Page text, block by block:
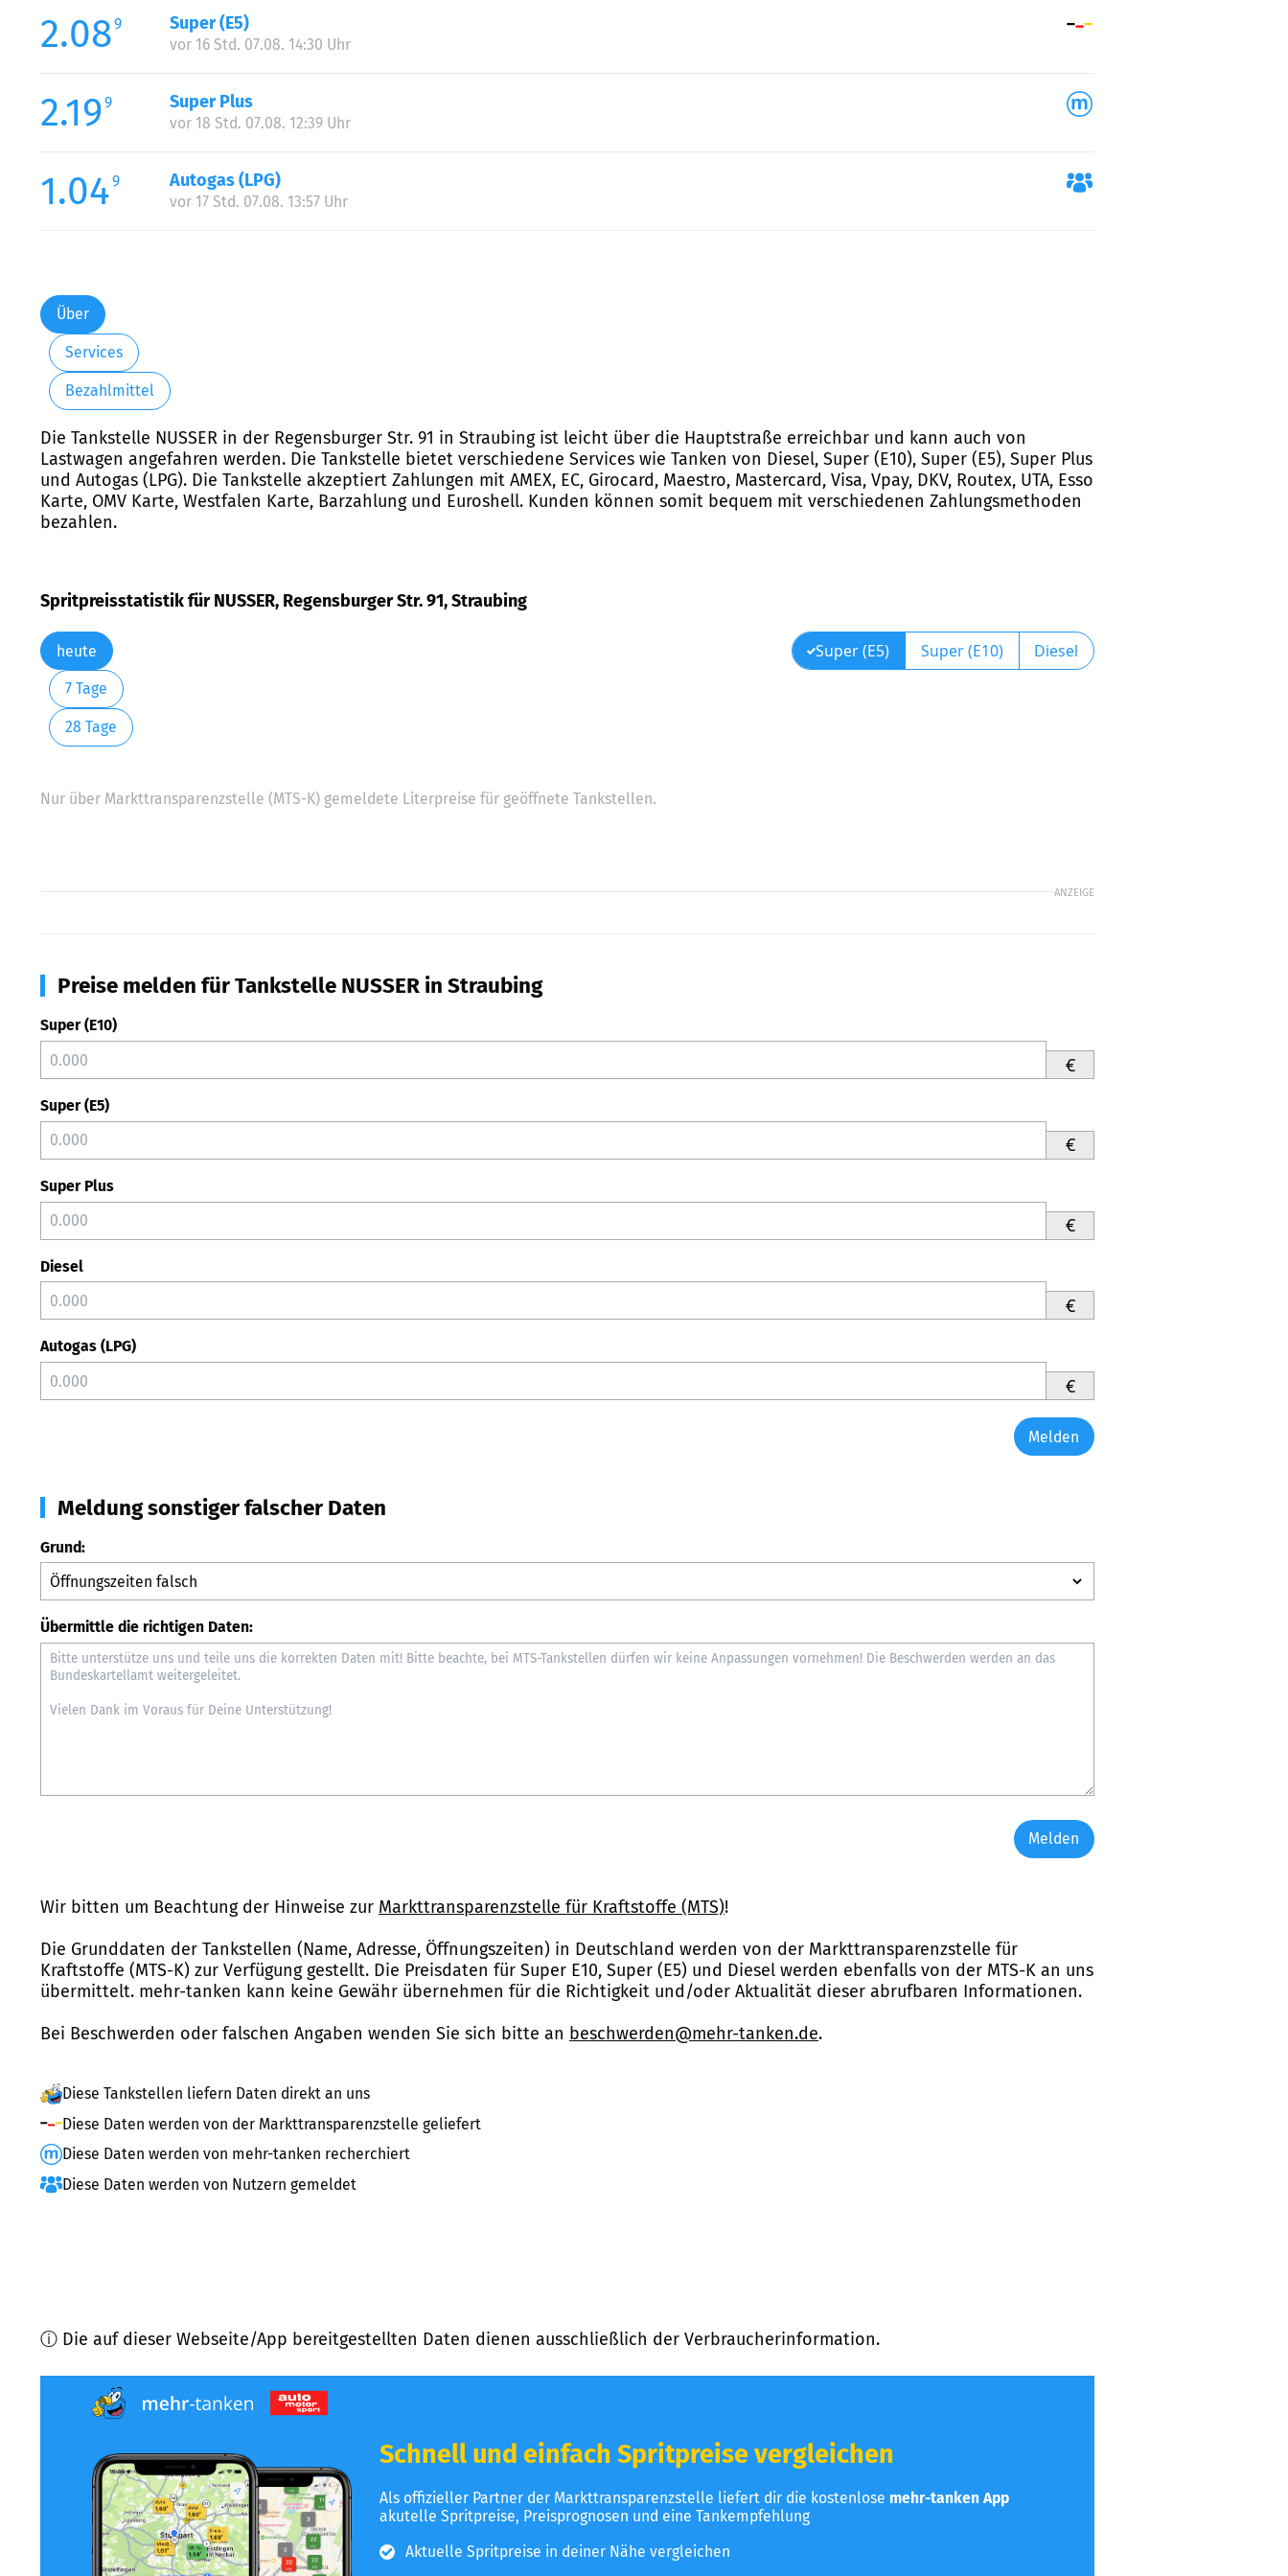
2.089 Super (E5)
vor 16 Std. 07.08. 14:30 Uhr
2.199 Super Plus
vor 18 Std. 07.08. 12:39 Uhr
1.049 Autogas (LPG)
vor 17 Std. 07.08. 13:57 Uhr
Über
Services
Bezahlmittel
Die Tankstelle NUSSER in der Regensburger Str. 91 in Straubing ist leicht über die Hauptstraße erreichbar und kann auch von
Lastwagen angefahren werden. Die Tankstelle bietet verschiedene Services wie Tanken von Diesel, Super (E10), Super (E5), Super Plus
und Autogas (LPG). Die Tankstelle akzeptiert Zahlungen mit AMEX, EC, Girocard, Maestro, Mastercard, Visa, Vpay, DKV, Routex, UTA, Esso
Karte, OMV Karte, Westfalen Karte, Barzahlung und Euroshell. Kunden können somit bequem mit verschiedenen Zahlungsmethoden
bezahlen.
Spritpreisstatistik für NUSSER, Regensburger Str. 91, Straubing
heute
7 Tage
28 Tage
Super (E5) Super (E10) Diesel
Nur über Markttransparenzstelle (MTS-K) gemeldete Literpreise für geöffnete Tankstellen.
ANZEIGE
Preise melden für Tankstelle NUSSER in Straubing
Super (E10)
€
Super (E5)
€
Super Plus
€
Diesel
€
Autogas (LPG)
€
Melden
Meldung sonstiger falscher Daten
Grund:
Übermittle die richtigen Daten:
Melden
Wir bitten um Beachtung der Hinweise zur Markttransparenzstelle für Kraftstoffe (MTS)!
Die Grunddaten der Tankstellen (Name, Adresse, Öffnungszeiten) in Deutschland werden von der Markttransparenzstelle für
Kraftstoffe (MTS-K) zur Verfügung gestellt. Die Preisdaten für Super E10, Super (E5) und Diesel werden ebenfalls von der MTS-K an uns
übermittelt. mehr-tanken kann keine Gewähr übernehmen für die Richtigkeit und/oder Aktualität dieser abrufbaren Informationen.
Bei Beschwerden oder falschen Angaben wenden Sie sich bitte an beschwerden@mehr-tanken.de.
Diese Tankstellen liefern Daten direkt an uns
Diese Daten werden von der Markttransparenzstelle geliefert
Diese Daten werden von mehr-tanken recherchiert
Diese Daten werden von Nutzern gemeldet
ⓘ Die auf dieser Webseite/App bereitgestellten Daten dienen ausschließlich der Verbraucherinformation.
Schnell und einfach Spritpreise vergleichen
Als offizieller Partner der Markttransparenzstelle liefert dir die kostenlose mehr-tanken App
akutelle Spritpreise, Preisprognosen und eine Tankempfehlung
Aktuelle Spritpreise in deiner Nähe vergleichen